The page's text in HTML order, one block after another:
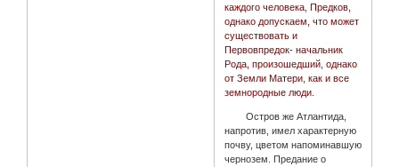
каждого человека, Предков,
однако допускаем, что может
существовать и
Первовпредок- начальник
Рода, произошедший, однако
от Земли Матери, как и все
земнородные люди.
Остров же Атлантида,
напротив, имел характерную
почву, цветом напоминавшую
чернозем. Предание о